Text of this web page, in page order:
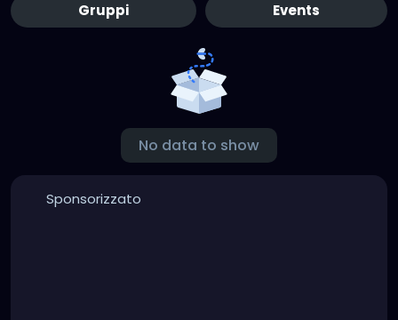
Gruppi Events
No data to show
Sponsorizzato